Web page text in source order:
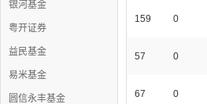
银河基金
粤开证券
益民基金
易米基金
圆信永丰基金
159 0
57 0
67 0